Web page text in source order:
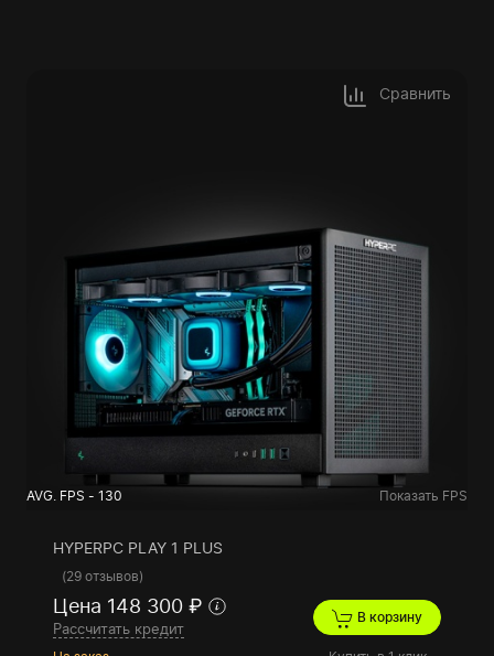
Сравнить
AVG. FPS - 130 Показать FPS
HYPERPC PLAY 1 PLUS
(29 отзывов)
Цена 148 300 ₽
Рассчитать кредит
В корзину